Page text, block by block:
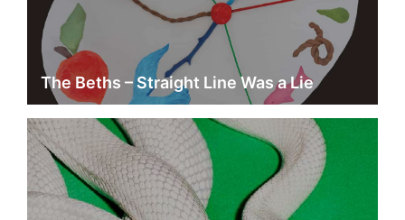
The Beths – Straight Line Was a Lie